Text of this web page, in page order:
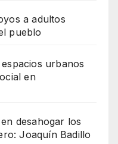
a adultos
pueblo
urbanos
en
desahogar los
Joaquín Badillo